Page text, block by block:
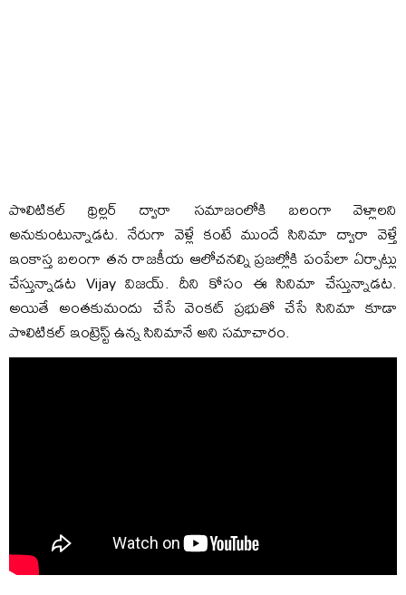
పొలిటికల్‌ థ్రిల్లర్‌ ద్వారా సమాజంలోకి బలంగా వెళ్లాలని
అనుకుంటున్నాడట. నేరుగా వెళ్లే కంటే ముందే సినిమా ద్వారా వెళ్తే
ఇంకాస్త బలంగా తన రాజకీయ ఆలోచనల్ని ప్రజల్లోకి పంపేలా ఏర్పాట్లు
చేస్తున్నాడట Vijay విజయ్‌. దీని కోసం ఈ సినిమా చేస్తున్నాడట.
అయితే అంతకుమందు చేసే వెంకట్‌ ప్రభుతో చేసే సినిమా కూడా
పొలిటికల్‌ ఇంట్రెస్ట్‌ ఉన్న సినిమానే అని సమాచారం.